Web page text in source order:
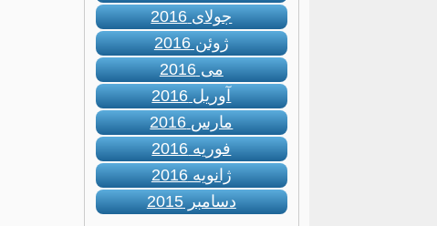
جولای 2016
ژوئن 2016
می 2016
آوریل 2016
مارس 2016
فوریه 2016
ژانویه 2016
دسامبر 2015